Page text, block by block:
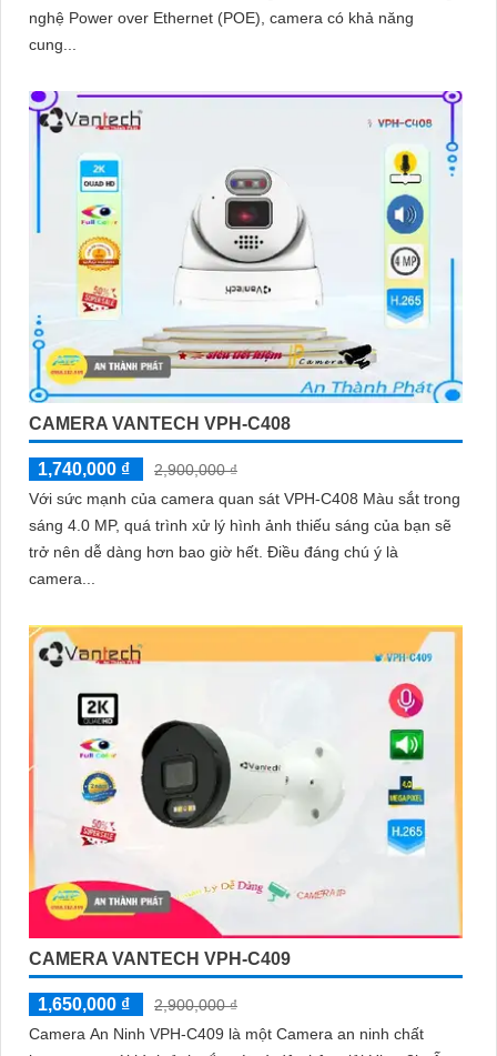
nghệ Power over Ethernet (POE), camera có khả năng
cung...
CAMERA VANTECH VPH-C408
1,740,000 ₫
2,900,000 ₫
Với sức mạnh của camera quan sát VPH-C408 Màu sắt trong
sáng 4.0 MP, quá trình xử lý hình ảnh thiếu sáng của bạn sẽ
trở nên dễ dàng hơn bao giờ hết. Điều đáng chú ý là
camera...
CAMERA VANTECH VPH-C409
1,650,000 ₫
2,900,000 ₫
Camera An Ninh VPH-C409 là một Camera an ninh chất